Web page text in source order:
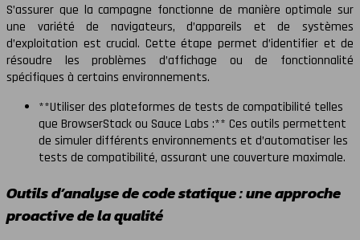
S’assurer que la campagne fonctionne de manière optimale sur
une variété de navigateurs, d’appareils et de systèmes
d’exploitation est crucial. Cette étape permet d’identifier et de
résoudre les problèmes d’affichage ou de fonctionnalité
spécifiques à certains environnements.
**Utiliser des plateformes de tests de compatibilité telles
que BrowserStack ou Sauce Labs :** Ces outils permettent
de simuler différents environnements et d’automatiser les
tests de compatibilité, assurant une couverture maximale.
Outils d’analyse de code statique : une approche
proactive de la qualité